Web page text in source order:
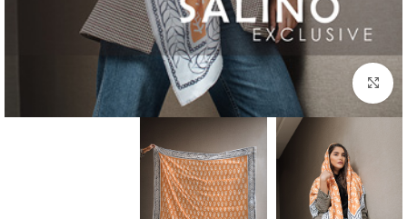
بزرگنمایی تصویر